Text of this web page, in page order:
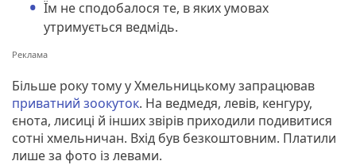
Їм не сподобалося те, в яких умовах
утримується ведмідь.
Більше року тому у Хмельницькому запрацював
приватний зоокуток. На ведмедя, левів, кенгуру,
єнота, лисиці й інших звірів приходили подивитися
сотні хмельничан. Вхід був безкоштовним. Платили
лише за фото із левами.